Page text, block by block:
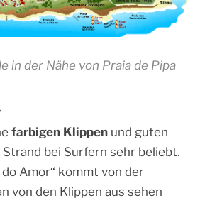
in der Nähe von Praia de Pipa
farbigen Klippenund guten
bei Surfern sehr beliebt.
do Amor“ kommt von der
von den Klippen aus sehen